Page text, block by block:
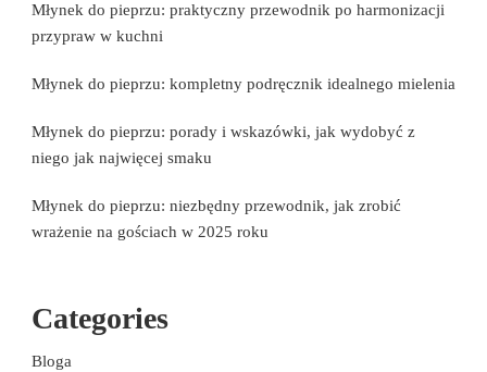
Młynek do pieprzu: praktyczny przewodnik po harmonizacji
przypraw w kuchni
Młynek do pieprzu: kompletny podręcznik idealnego mielenia
Młynek do pieprzu: porady i wskazówki, jak wydobyć z
niego jak najwięcej smaku
Młynek do pieprzu: niezbędny przewodnik, jak zrobić
wrażenie na gościach w 2025 roku
Categories
Bloga